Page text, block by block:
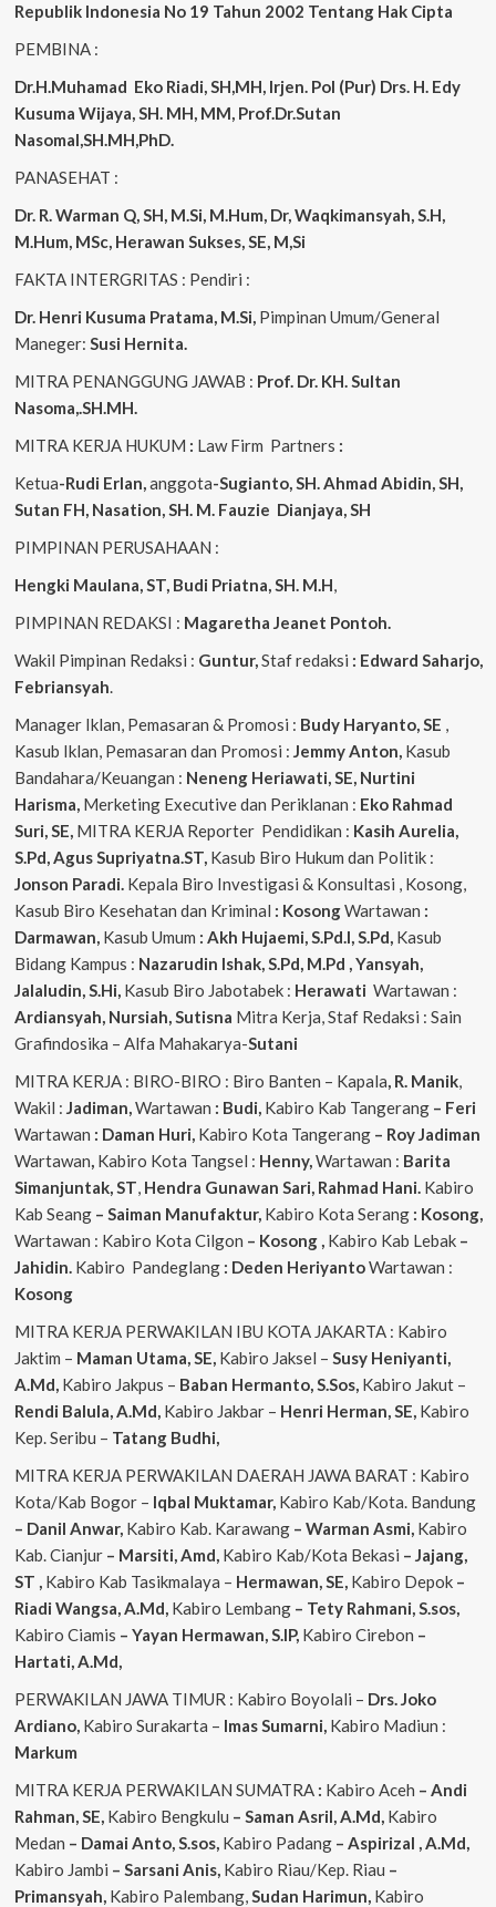
Republik Indonesia No 19 Tahun 2002 Tentang Hak Cipta
PEMBINA :
Dr.H.Muhamad Eko Riadi, SH,MH, Irjen. Pol (Pur) Drs. H. Edy
Kusuma Wijaya, SH. MH, MM, Prof.Dr.Sutan
Nasomal,SH.MH,PhD.
PANASEHAT :
Dr. R. Warman Q, SH, M.Si, M.Hum, Dr, Waqkimansyah, S.H,
M.Hum, MSc, Herawan Sukses, SE, M,Si
FAKTA INTERGRITAS : Pendiri :
Dr. Henri Kusuma Pratama, M.Si, Pimpinan Umum/General
Maneger: Susi Hernita.
MITRA PENANGGUNG JAWAB : Prof. Dr. KH. Sultan
Nasoma,.SH.MH.
MITRA KERJA HUKUM : Law Firm Partners :
Ketua-Rudi Erlan,anggota-Sugianto, SH. Ahmad Abidin, SH,
Sutan FH, Nasation, SH. M. Fauzie Dianjaya, SH
PIMPINAN PERUSAHAAN :
Hengki Maulana, ST, Budi Priatna, SH. M.H,
PIMPINAN REDAKSI : Magaretha Jeanet Pontoh.
Wakil Pimpinan Redaksi : Guntur,Staf redaksi : Edward Saharjo,
Febriansyah.
Manager Iklan, Pemasaran & Promosi : Budy Haryanto, SE ,
Kasub Iklan, Pemasaran dan Promosi : Jemmy Anton, Kasub
Bandahara/Keuangan : Neneng Heriawati, SE, Nurtini
Harisma, Merketing Executive dan Periklanan : Eko Rahmad
Suri, SE, MITRA KERJA Reporter Pendidikan : Kasih Aurelia,
S.Pd, AgusSupriyatna.ST, Kasub Biro Hukum dan Politik :
Jonson Paradi. Kepala Biro Investigasi & Konsultasi , Kosong,
Kasub Biro Kesehatan dan Kriminal : KosongWartawan :
Darmawan, Kasub Umum : Akh Hujaemi, S.Pd.I, S.Pd, Kasub
Bidang Kampus : Nazarudin Ishak, S.Pd, M.Pd , Yansyah,
Jalaludin, S.Hi, Kasub Biro Jabotabek : Herawati Wartawan :
Ardiansyah, Nursiah, Sutisna Mitra Kerja, Staf Redaksi : Sain
Grafindosika – Alfa Mahakarya-Sutani
MITRA KERJA : BIRO-BIRO : Biro Banten – Kapala, R. Manik,
Wakil : Jadiman,Wartawan : Budi, Kabiro Kab Tangerang– Feri
Wartawan : Daman Huri, Kabiro Kota Tangerang– Roy Jadiman
Wartawan, Kabiro Kota Tangsel : Henny,Wartawan : Barita
Simanjuntak, ST, Hendra Gunawan Sari, Rahmad Hani. Kabiro
Kab Seang– Saiman Manufaktur, Kabiro Kota Serang : Kosong,
Wartawan : Kabiro Kota Cilgon – Kosong , Kabiro Kab Lebak–
Jahidin. Kabiro Pandeglang : Deden HeriyantoWartawan :
Kosong
MITRA KERJA PERWAKILAN IBU KOTA JAKARTA : Kabiro
Jaktim – Maman Utama, SE, Kabiro Jaksel – Susy Heniyanti,
A.Md, Kabiro Jakpus – Baban Hermanto, S.Sos, Kabiro Jakut –
Rendi Balula, A.Md, Kabiro Jakbar – Henri Herman, SE, Kabiro
Kep. Seribu – Tatang Budhi,
MITRA KERJA PERWAKILAN DAERAH JAWA BARAT : Kabiro
Kota/Kab Bogor – Iqbal Muktamar, Kabiro Kab/Kota. Bandung
– Danil Anwar, Kabiro Kab. Karawang – Warman Asmi, Kabiro
Kab. Cianjur– Marsiti, Amd, Kabiro Kab/Kota Bekasi – Jajang,
ST , Kabiro Kab Tasikmalaya – Hermawan, SE, Kabiro Depok–
Riadi Wangsa, A.Md, Kabiro Lembang– Tety Rahmani, S.sos,
Kabiro Ciamis – Yayan Hermawan, S.IP, Kabiro Cirebon –
Hartati, A.Md,
PERWAKILAN JAWA TIMUR : Kabiro Boyolali – Drs. Joko
Ardiano, Kabiro Surakarta – ImasSumarni, Kabiro Madiun :
Markum
MITRA KERJA PERWAKILAN SUMATRA : Kabiro Aceh – Andi
Rahman, SE, Kabiro Bengkulu – Saman Asril, A.Md, Kabiro
Medan – Damai Anto, S.sos, Kabiro Padang– Aspirizal , A.Md,
Kabiro Jambi – Sarsani Anis, Kabiro Riau/Kep. Riau –
Primansyah, Kabiro Palembang,Sudan Harimun, Kabiro